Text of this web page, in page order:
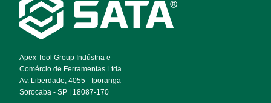
Footer
Navigation
Apex Tool Group Indústria e
Comércio de Ferramentas Ltda.
Av. Liberdade, 4055 - Iporanga
Sorocaba - SP | 18087-170